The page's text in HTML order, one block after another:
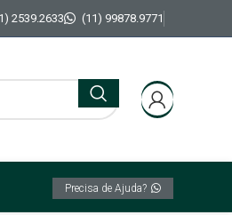
2539.2633 (11) 99878.9771
Precisa de Ajuda?